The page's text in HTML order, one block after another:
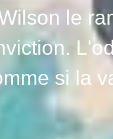
le
si la